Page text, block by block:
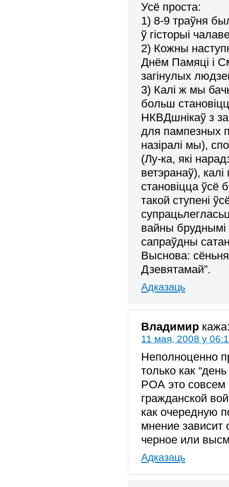
Усё проста:
1) 8-9 траўня
ў гісторыі
2) Кожны
Днём Памяці і
загінулых
3) Калі ж мы
больш
НКВДшнікаў з
для пампезных
назіралі мы),
(Лу-ка, які
ветэранаў),
становіцца ўсё
такой ступені
вайны
сапраўдны
Выснова:
Дзевятамай”.
Адказаць
Владимир
11 мая, 2008 у
Неполноценно
только как
РОА это совсем
гражданской
как очередную
мнение зависит
черное или
Адказаць